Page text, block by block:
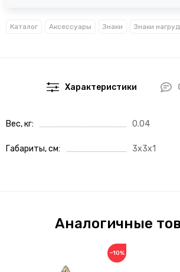
Каталог Аксессуары Знаки Знаки
Характеристики
Вес, кг 0.04
Габариты, см 3x3x1
Аналогичные
−10%